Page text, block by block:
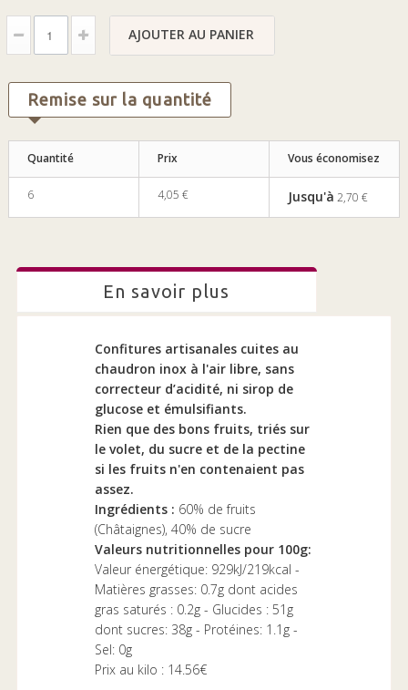
AJOUTER AU PANIER
Remise sur la quantité
Quantité Prix Vous économisez
6 4,05 € Jusqu'à 2,70 €
en savoir plus
Confitures artisanales cuites au
chaudron inox à l'air libre, sans
correcteur d’acidité, ni sirop de
glucose et émulsifiants.
Rien que des bons fruits, triés sur
le volet, du sucre et de la pectine
si les fruits n'en contenaient pas
assez.
Ingrédients : 60% de fruits
(Châtaignes), 40% de sucre
Valeurs nutritionnelles pour 100g:
Valeur énergétique: 929kJ/219kcal -
Matières grasses: 0.7g dont acides
gras saturés : 0.2g - Glucides : 51g
dont sucres: 38g - Protéines: 1.1g -
Sel: 0g
Prix au kilo : 14.56€